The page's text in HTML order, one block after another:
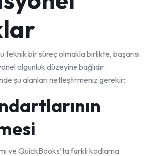
teknik bir süreç olmakla birlikte, başarısı
olgunluk düzeyine bağlıdır.
şu alanları netleştirmeniz gerekir:
ve QuickBooks’ta farklı kodlama